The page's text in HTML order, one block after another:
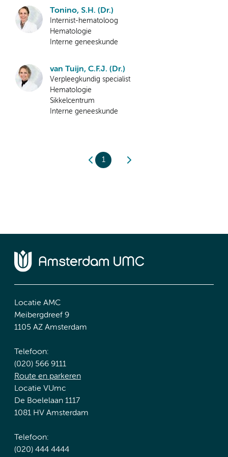
Tonino, S.H. (Dr.)
Internist-hematoloog
Hematologie
Interne geneeskunde
van Tuijn, C.F.J. (Dr.)
Verpleegkundig specialist
Hematologie
Sikkelcentrum
Interne geneeskunde
1
Locatie AMC
Meibergdreef 9
1105 AZ Amsterdam
Telefoon:
(020) 566 9111
Route en parkeren
Locatie VUmc
De Boelelaan 1117
1081 HV Amsterdam
Telefoon:
(020) 444 4444